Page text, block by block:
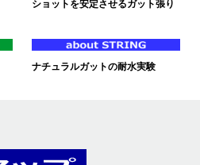
ショットを安定させるガット張り
ナチュラルガットの耐水実験